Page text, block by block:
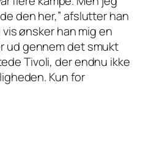
den her,”afslutter han
ønsker han mig en
ud gennem det smukt
Tivoli, der endnu ikke
Kunfor